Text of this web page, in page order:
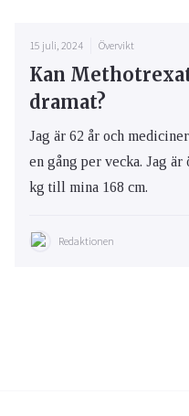
15 juli, 2024 Övervikt
Kan
dramat?
Jag är 62 år och
en gång per vecka. Jag
kg till mina 168 cm.
Redaktionen